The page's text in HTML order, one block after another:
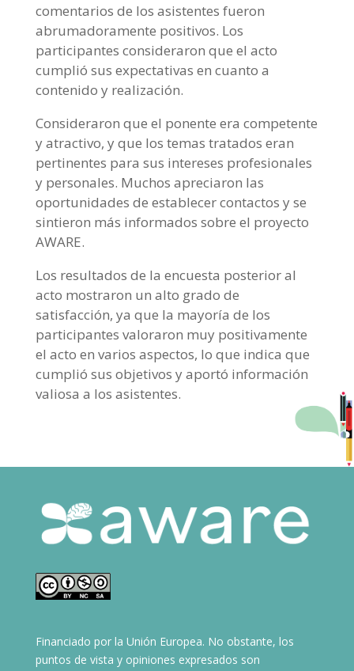
comentarios de los asistentes fueron
abrumadoramente positivos. Los
participantes consideraron que el acto
cumplió sus expectativas en cuanto a
contenido y realización.
Consideraron que el ponente era competente
y atractivo, y que los temas tratados eran
pertinentes para sus intereses profesionales
y personales. Muchos apreciaron las
oportunidades de establecer contactos y se
sintieron más informados sobre el proyecto
AWARE.
Los resultados de la encuesta posterior al
acto mostraron un alto grado de
satisfacción, ya que la mayoría de los
participantes valoraron muy positivamente
el acto en varios aspectos, lo que indica que
cumplió sus objetivos y aportó información
valiosa a los asistentes.
Financiado por la Unión Europea. No obstante, los
puntos de vista y opiniones expresados son